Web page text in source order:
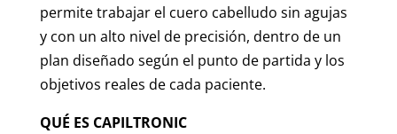
permite trabajar el cuero cabelludo sin agujas
y con un alto nivel de precisión, dentro de un
plan diseñado según el punto de partida y los
objetivos reales de cada paciente.
QUÉ ES CAPILTRONIC